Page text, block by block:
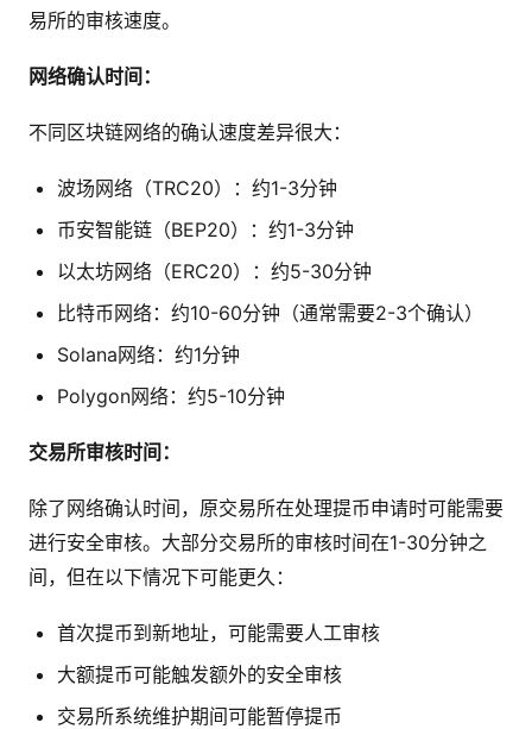
易所的审核速度。
网络确认时间：
不同区块链网络的确认速度差异很大：
波场网络（TRC20）：约1-3分钟
币安智能链（BEP20）：约1-3分钟
以太坊网络（ERC20）：约5-30分钟
比特币网络：约10-60分钟（通常需要2-3个确认）
Solana网络：约1分钟
Polygon网络：约5-10分钟
交易所审核时间：
除了网络确认时间，原交易所在处理提币申请时可能需要
进行安全审核。大部分交易所的审核时间在1-30分钟之
间，但在以下情况下可能更久：
首次提币到新地址，可能需要人工审核
大额提币可能触发额外的安全审核
交易所系统维护期间可能暂停提币